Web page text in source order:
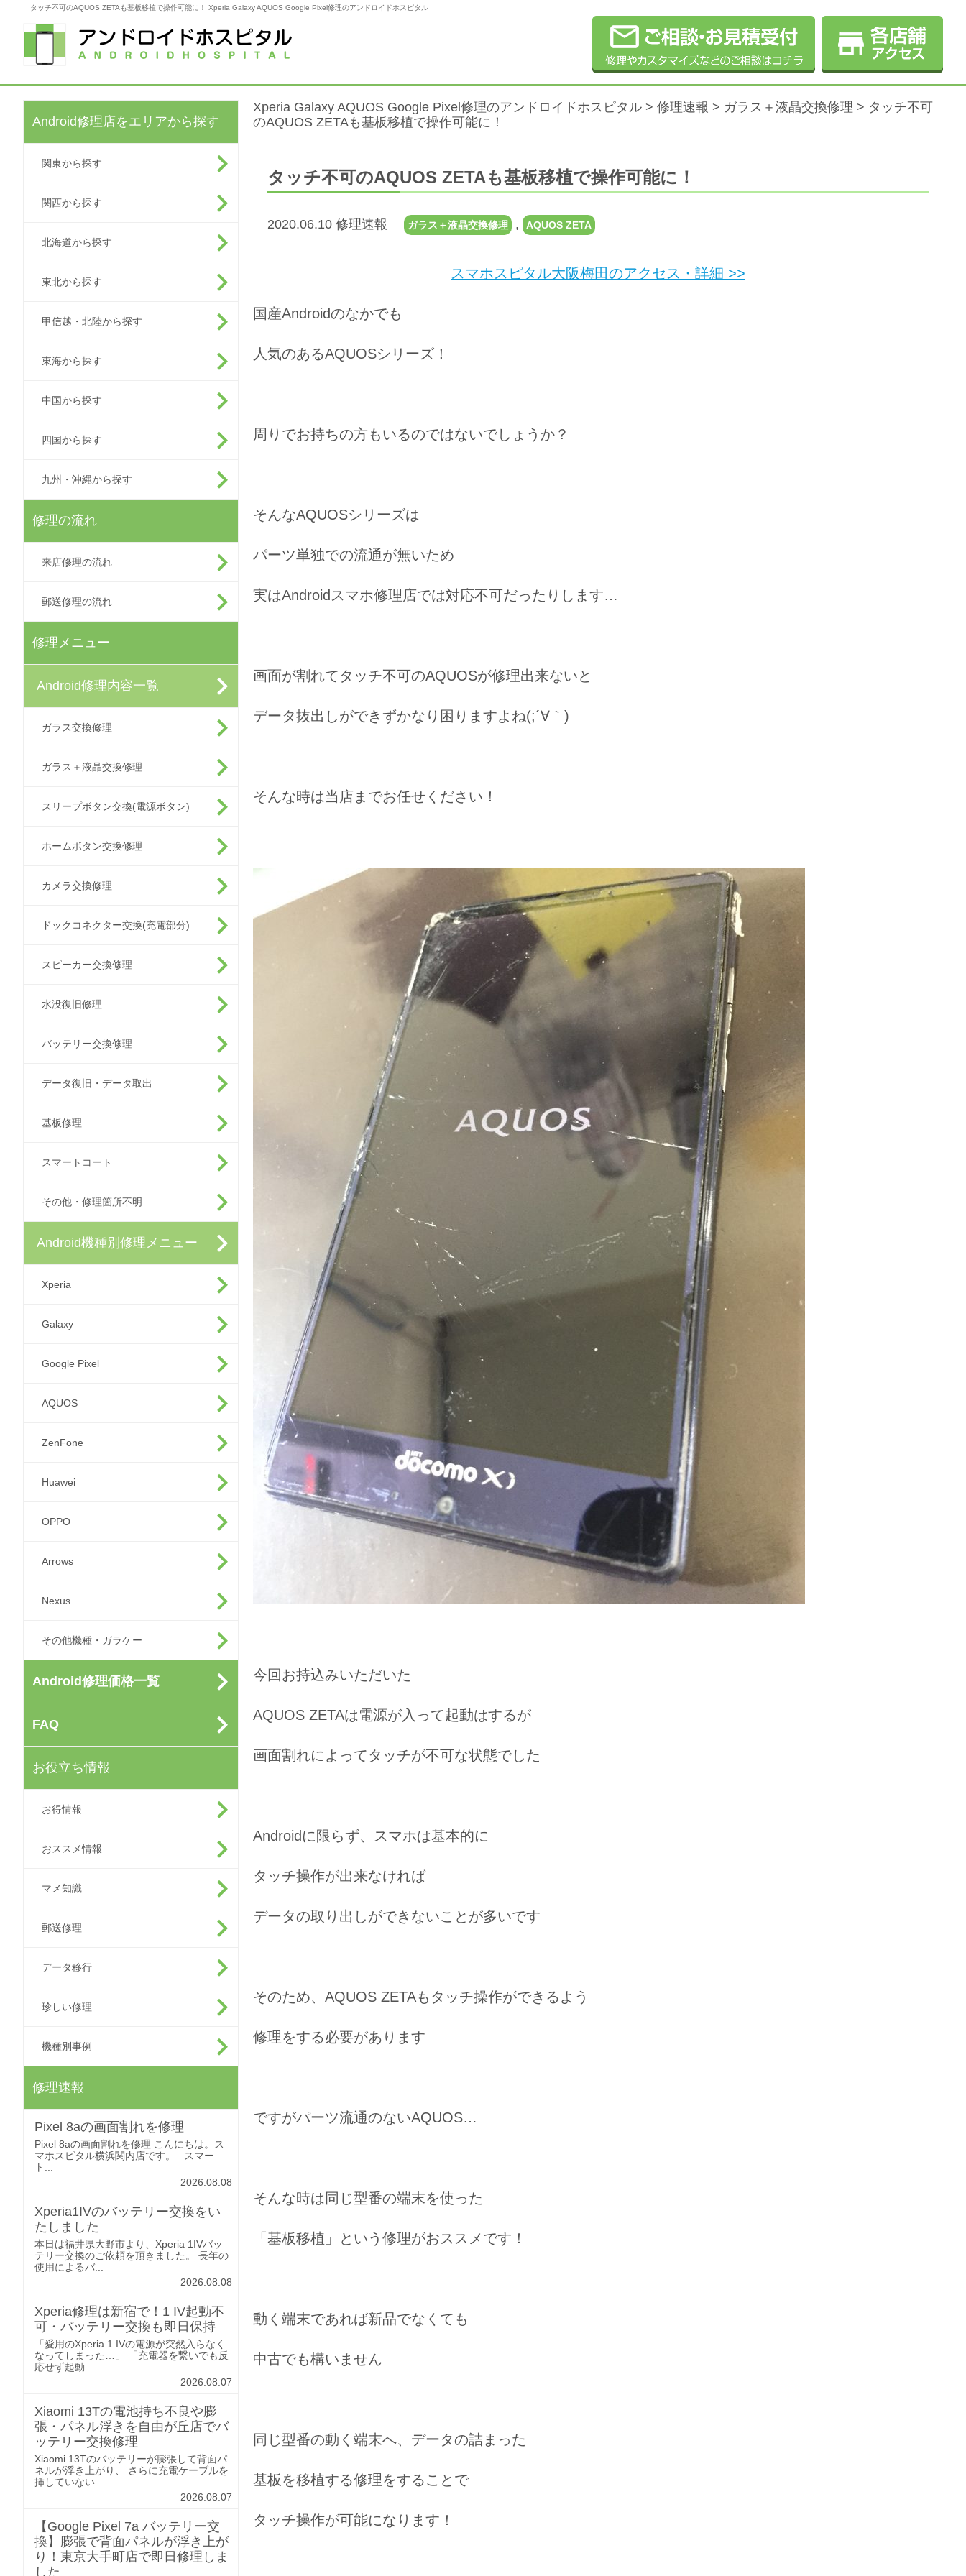
タッチ不可のAQUOS ZETAも基板移植で操作可能に！ Xperia Galaxy AQUOS Google Pixel修理のアンドロイドホスピタル
Android修理店をエリアから探す
関東から探す
関西から探す
北海道から探す
東北から探す
甲信越・北陸から探す
東海から探す
中国から探す
四国から探す
九州・沖縄から探す
修理の流れ
来店修理の流れ
郵送修理の流れ
修理メニュー
Android修理内容一覧
ガラス交換修理
ガラス＋液晶交換修理
スリープボタン交換(電源ボタン)
ホームボタン交換修理
カメラ交換修理
ドックコネクター交換(充電部分)
スピーカー交換修理
水没復旧修理
バッテリー交換修理
データ復旧・データ取出
基板修理
スマートコート
その他・修理箇所不明
Android機種別修理メニュー
Xperia
Galaxy
Google Pixel
AQUOS
ZenFone
Huawei
OPPO
Arrows
Nexus
その他機種・ガラケー
Android修理価格一覧
FAQ
お役立ち情報
お得情報
おススメ情報
マメ知識
郵送修理
データ移行
珍しい修理
機種別事例
修理速報
Pixel 8aの画面割れを修理
Pixel 8aの画面割れを修理 こんにちは。ス
マホスピタル横浜関内店です。 スマー
ト...
2026.08.08
Xperia1IVのバッテリー交換をい
たしました
本日は福井県大野市より、Xperia 1IVバッ
テリー交換のご依頼を頂きました。 長年の
使用によるバ...
2026.08.08
Xperia修理は新宿で！1 IV起動不
可・バッテリー交換も即日保持
「愛用のXperia 1 IVの電源が突然入らなく
なってしまった…」 「充電器を繋いでも反
応せず起動...
2026.08.07
Xiaomi 13Tの電池持ち不良や膨
張・パネル浮きを自由が丘店でバ
ッテリー交換修理
Xiaomi 13Tのバッテリーが膨張して背面パ
ネルが浮き上がり、 さらに充電ケーブルを
挿していない...
2026.08.07
【Google Pixel 7a バッテリー交
換】膨張で背面パネルが浮き上が
り！東京大手町店で即日修理しま
した
Xperia Galaxy AQUOS Google Pixel修理のアンドロイドホスピタル > 修理速報 > ガラス＋液晶交換修理 > タッチ不可
のAQUOS ZETAも基板移植で操作可能に！
タッチ不可のAQUOS ZETAも基板移植で操作可能に！
2020.06.10 修理速報 ガラス＋液晶交換修理 , AQUOS ZETA
スマホスピタル大阪梅田のアクセス・詳細 >>
国産Androidのなかでも
人気のあるAQUOSシリーズ！
周りでお持ちの方もいるのではないでしょうか？
そんなAQUOSシリーズは
パーツ単独での流通が無いため
実はAndroidスマホ修理店では対応不可だったりします…
画面が割れてタッチ不可のAQUOSが修理出来ないと
データ抜出しができずかなり困りますよね(;´∀｀)
そんな時は当店までお任せください！
今回お持込みいただいた
AQUOS ZETAは電源が入って起動はするが
画面割れによってタッチが不可な状態でした
Androidに限らず、スマホは基本的に
タッチ操作が出来なければ
データの取り出しができないことが多いです
そのため、AQUOS ZETAもタッチ操作ができるよう
修理をする必要があります
ですがパーツ流通のないAQUOS…
そんな時は同じ型番の端末を使った
「基板移植」という修理がおススメです！
動く端末であれば新品でなくても
中古でも構いません
同じ型番の動く端末へ、データの詰まった
基板を移植する修理をすることで
タッチ操作が可能になります！